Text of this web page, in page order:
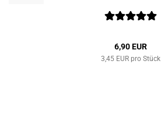
6,90 EUR
3,45 EUR pro Stück